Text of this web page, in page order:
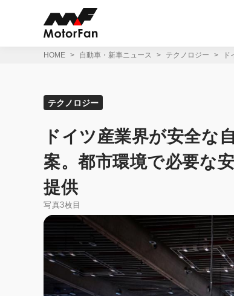
HOME 自動車・新車ニュース テクノロジー
テクノロジー
ドイツ産業界が安全な
案。都市環境で必要な
提供
写真3枚目